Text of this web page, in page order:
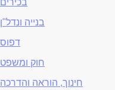
בנייה ונדל"ן
דפוס
חוק ומשפט
חינוך, הוראה והדרכה